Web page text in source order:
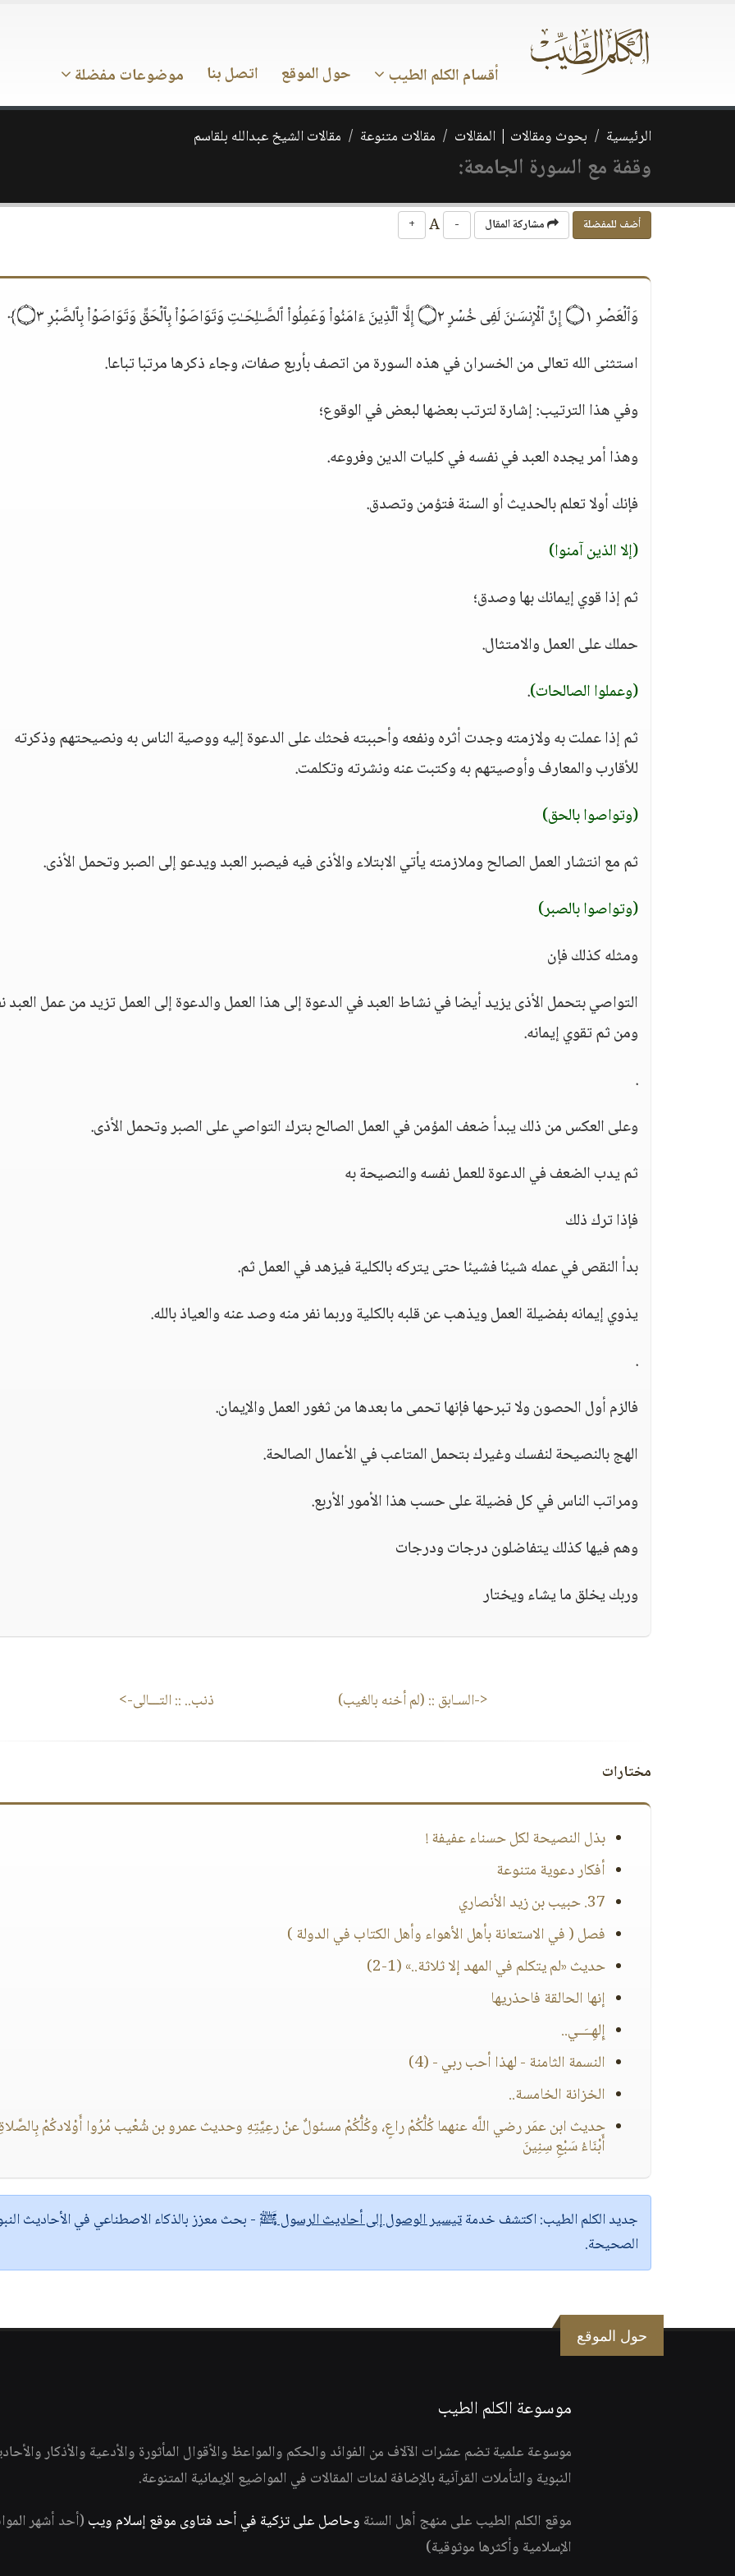
أقسام الكلم الطيب حول الموقع اتصل بنا موضوعات مفضلة
الرئيسية بحوث ومقالات | المقالات مقالات متنوعة مقالات الشيخ عبدالله بلقاسم
وقفة مع السورة الجامعة:
أضف للمفضلة مشاركة المقال -
+
وَٱلۡعَصۡرِ ۝١ إِنَّ ٱلۡإِنسَـٰنَ لَفِی خُسۡرٍ ۝٢ إِلَّا ٱلَّذِینَ ءَامَنُوا۟ وَعَمِلُوا۟ ٱلصَّـٰلِحَـٰتِ وَتَوَاصَوۡا۟ بِٱلۡحَقِّ وَتَوَاصَوۡا۟ بِٱلصَّبۡرِ ۝٣﴾
استثنى الله تعالى من الخسران في هذه السورة من اتصف بأربع صفات، وجاء ذكرها مرتبا تباعا.
وفي هذا الترتيب: إشارة لترتب بعضها لبعض في الوقوع؛
وهذا أمر يجده العبد في نفسه في كليات الدين وفروعه.
فإنك أولا تعلم بالحديث أو السنة فتؤمن وتصدق.
(إلا الذين آمنوا)
ثم إذا قوي إيمانك بها وصدق؛
حملك على العمل والامتثال.
(وعملوا الصالحات).
ثم إذا عملت به ولازمته وجدت أثره ونفعه وأحببته فحثك على الدعوة إليه ووصية الناس به ونصيحتهم وذكرته
للأقارب والمعارف وأوصيتهم به وكتبت عنه ونشرته وتكلمت.
(وتواصوا بالحق)
ثم مع انتشار العمل الصالح وملازمته يأتي الابتلاء والأذى فيه فيصبر العبد ويدعو إلى الصبر وتحمل الأذى.
(وتواصوا بالصبر)
ومثله كذلك فإن
التواصي بتحمل الأذى يزيد أيضا في نشاط العبد في الدعوة إلى هذا العمل والدعوة إلى العمل تزيد من عمل العبد
ومن ثم تقوي إيمانه.
.
وعلى العكس من ذلك يبدأ ضعف المؤمن في العمل الصالح بترك التواصي على الصبر وتحمل الأذى.
ثم يدب الضعف في الدعوة للعمل نفسه والنصيحة به
فإذا ترك ذلك
بدأ النقص في عمله شيئا فشيئا حتى يتركه بالكلية فيزهد في العمل ثم.
يذوي إيمانه بفضيلة العمل ويذهب عن قلبه بالكلية وربما نفر منه وصد عنه والعياذ بالله.
.
فالزم أول الحصون ولا تبرحها فإنها تحمى ما بعدها من ثغور العمل والإيمان.
الهج بالنصيحة لنفسك وغيرك بتحمل المتاعب في الأعمال الصالحة.
ومراتب الناس في كل فضيلة على حسب هذا الأمور الأربع.
وهم فيها كذلك يتفاضلون درجات ودرجات
وربك يخلق ما يشاء ويختار
<-السـابق :: (لم أخنه بالغيب) ذنب.. :: التـــالى->
مختارات
بذل النصيحة لكل حسناء عفيفة !
أفكار دعوية متنوعة
37. حبيب بن زيد الأنصاري
فصل ( في الاستعانة بأهل الأهواء وأهل الكتاب في الدولة )
حديث «لم يتكلم في المهد إلا ثلاثة..» (1-2)
إنها الحالقة فاحذريها
إِلهِــَــي..
النسمة الثامنة - لهذا أحب ربي - (4)
الخزانة الخامسة..
حديث ابن عمَر رضي اللَّه عنهما كُلُّكُمْ راعٍ، وكُلُّكُمْ مسئولٌ عنْ رعِيَّتِهِ وحديث عمرو بن شُعْيب مُرُوا أَوْلادكُمْ
أَبْنَاءُ سَبْعِ سِنِينَ
جديد الكلم الطيب:اكتشف خدمةتيسير الوصول إلى أحاديث الرسول ﷺ - بحث معزز بالذكاء الاصطناعي في الأحاديث
الصحيحة.
حول الموقع
موسوعة الكلم الطيب
موسوعة علمية تضم عشرات الآلاف من الفوائد والحكم والمواعظ والأقوال المأثورة والأدعية والأذكار
النبوية والتأملات القرآنية بالإضافة لمئات المقالات في المواضيع الإيمانية المتنوعة.
موقع الكلم الطيب على منهج أهل السنة وحاصل على تزكية في أحد فتاوى موقع إسلام ويب (أحد أشهر
الإسلامية وأكثرها موثوقية)